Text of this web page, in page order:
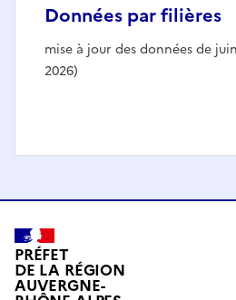
Données par filières
mise à jour des données de
2026)
PRÉFET
DE LA RÉGION
AUVERGNE-